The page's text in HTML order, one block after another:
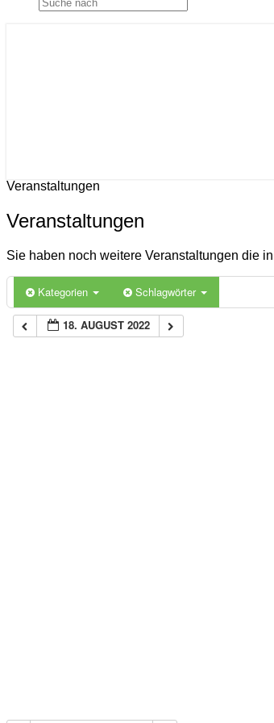
Veranstaltungen
Veranstaltungen
Sie haben noch weitere Veranstaltungen die
Kategorien Schlagwörter
18. AUGUST 2022